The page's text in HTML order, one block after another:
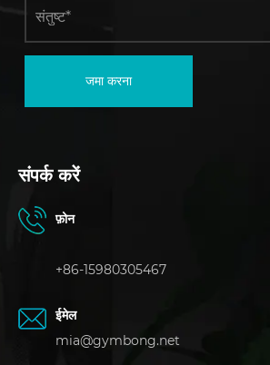
जमा करना
संपर्क करें
फ़ोन
+86-15980305467
ईमेल
mia@gymbong.net